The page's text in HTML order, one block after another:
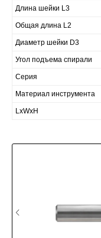
Длина шейки L3
Общая длина L2
Диаметр шейки D3
Угол подъема спирали
Серия
Материал инструмента
LxWxH